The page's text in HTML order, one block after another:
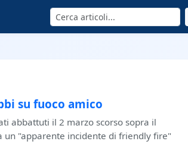
Cerca
su fuoco amico
abbattuti il 2 marzo scorso sopra il
"apparente incidente di friendly fire"